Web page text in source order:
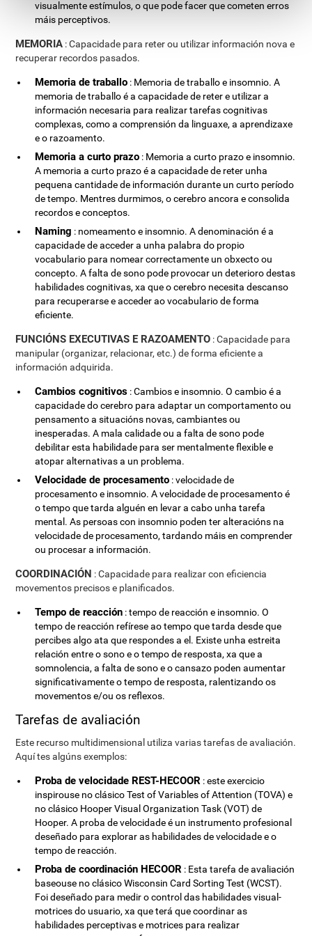
visualmente estímulos, o que pode facer que cometen erros
máis perceptivos.
MEMORIA : Capacidade para reter ou utilizar información nova e
recuperar recordos pasados.
Memoria de traballo : Memoria de traballo e insomnio. A
memoria de traballo é a capacidade de reter e utilizar a
información necesaria para realizar tarefas cognitivas
complexas, como a comprensión da linguaxe, a aprendizaxe
e o razoamento.
Memoria a curto prazo : Memoria a curto prazo e insomnio.
A memoria a curto prazo é a capacidade de reter unha
pequena cantidade de información durante un curto período
de tempo. Mentres durmimos, o cerebro ancora e consolida
recordos e conceptos.
Naming : nomeamento e insomnio. A denominación é a
capacidade de acceder a unha palabra do propio
vocabulario para nomear correctamente un obxecto ou
concepto. A falta de sono pode provocar un deterioro destas
habilidades cognitivas, xa que o cerebro necesita descanso
para recuperarse e acceder ao vocabulario de forma
eficiente.
FUNCIÓNS EXECUTIVAS E RAZOAMENTO : Capacidade para
manipular (organizar, relacionar, etc.) de forma eficiente a
información adquirida.
Cambios cognitivos : Cambios e insomnio. O cambio é a
capacidade do cerebro para adaptar un comportamento ou
pensamento a situacións novas, cambiantes ou
inesperadas. A mala calidade ou a falta de sono pode
debilitar esta habilidade para ser mentalmente flexible e
atopar alternativas a un problema.
Velocidade de procesamento : velocidade de
procesamento e insomnio. A velocidade de procesamento é
o tempo que tarda alguén en levar a cabo unha tarefa
mental. As persoas con insomnio poden ter alteracións na
velocidade de procesamento, tardando máis en comprender
ou procesar a información.
COORDINACIÓN : Capacidade para realizar con eficiencia
movementos precisos e planificados.
Tempo de reacción : tempo de reacción e insomnio. O
tempo de reacción refírese ao tempo que tarda desde que
percibes algo ata que respondes a el. Existe unha estreita
relación entre o sono e o tempo de resposta, xa que a
somnolencia, a falta de sono e o cansazo poden aumentar
significativamente o tempo de resposta, ralentizando os
movementos e/ou os reflexos.
Tarefas de avaliación
Este recurso multidimensional utiliza varias tarefas de avaliación.
Aquí tes algúns exemplos:
Proba de velocidade REST-HECOOR : este exercicio
inspirouse no clásico Test of Variables of Attention (TOVA) e
no clásico Hooper Visual Organization Task (VOT) de
Hooper. A proba de velocidade é un instrumento profesional
deseñado para explorar as habilidades de velocidade e o
tempo de reacción.
Proba de coordinación HECOOR : Esta tarefa de avaliación
baseouse no clásico Wisconsin Card Sorting Test (WCST).
Foi deseñado para medir o control das habilidades visual-
motrices do usuario, xa que terá que coordinar as
habilidades perceptivas e motrices para realizar